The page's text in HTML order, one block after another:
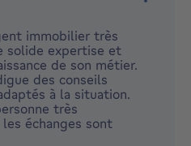
immobilier très
solide expertise et
de son métier.
des conseils
à la situation.
très
échanges sont